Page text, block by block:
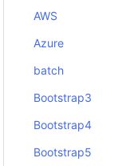
AWS
Azure
batch
Bootstrap3
Bootstrap4
Bootstrap5